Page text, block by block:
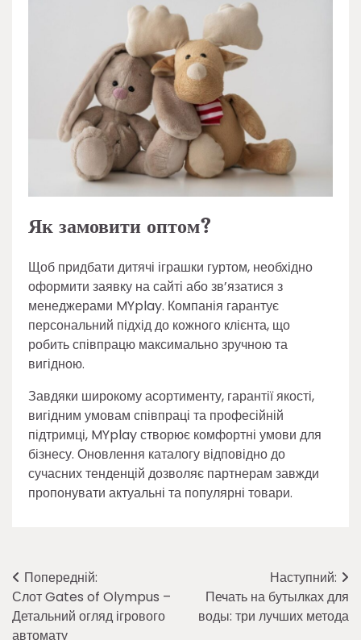
Як замовити оптом?
Щоб придбати дитячі іграшки гуртом, необхідно
оформити заявку на сайті або зв’язатися з
менеджерами MYplay. Компанія гарантує
персональний підхід до кожного клієнта, що
робить співпрацю максимально зручною та
вигідною.
Завдяки широкому асортименту, гарантії якості,
вигідним умовам співпраці та професійній
підтримці, MYplay створює комфортні умови для
бізнесу. Оновлення каталогу відповідно до
сучасних тенденцій дозволяє партнерам завжди
пропонувати актуальні та популярні товари.
Навігація
записів
Попередній:
Слот Gates of Olympus –
Детальний огляд ігрового
автомату
Наступний:
Печать на бутылках для
воды: три лучших метода